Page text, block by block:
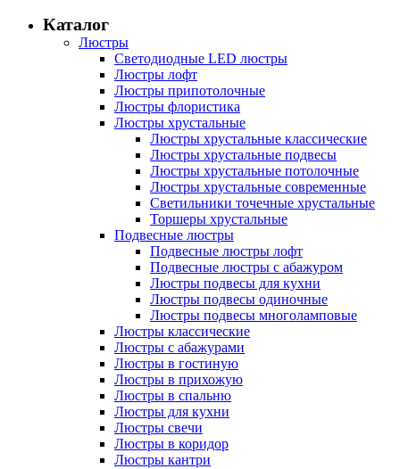
Каталог
Люстры
Светодиодные LED люстры
Люстры лофт
Люстры припотолочные
Люстры флористика
Люстры хрустальные
Люстры хрустальные классические
Люстры хрустальные подвесы
Люстры хрустальные потолочные
Люстры хрустальные современные
Светильники точечные хрустальные
Торшеры хрустальные
Подвесные люстры
Подвесные люстры лофт
Подвесные люстры с абажуром
Люстры подвесы для кухни
Люстры подвесы одиночные
Люстры подвесы многоламповые
Люстры классические
Люстры с абажурами
Люстры в гостиную
Люстры в прихожую
Люстры в спальню
Люстры для кухни
Люстры свечи
Люстры в коридор
Люстры кантри